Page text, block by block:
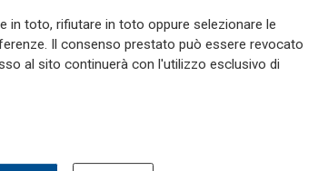
in toto, rifiutare in toto oppure selezionare le
Il consenso prestato può essere revocato
al sito continuerà con l'utilizzo esclusivo di